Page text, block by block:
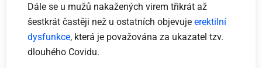
Dále se u mužů nakažených virem třikrát až
šestkrát častěji než u ostatních objevujeerektilní
dysfunkce, která je považována za ukazatel tzv.
dlouhého Covidu.